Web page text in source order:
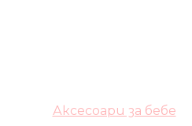
Аксесоари за бебе